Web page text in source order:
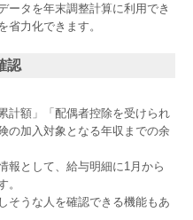
ータを年末調整計算に利用でき
省力化できます。
認
計額」「配偶者控除を受けられ
の加入対象となる年収までの余
報として、給与明細に1月から
。
そうな人を確認できる機能もあ